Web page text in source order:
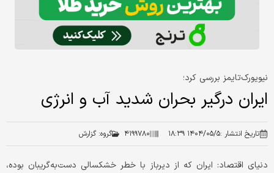
نیویورک‌تایمز بررسی کرد؛
ایران درگیر بحران شدید آب و انرژی
تاریخ انتشار :۱۴۰۴/۰۵/۵ ۱۸:۳۹ ۴۱۹۹۷۸۰ گروه: گزارش
دنیای اقتصاد: ایران که از دیرباز با خطر خشکسالی دست‌به‌گریبان بوده،